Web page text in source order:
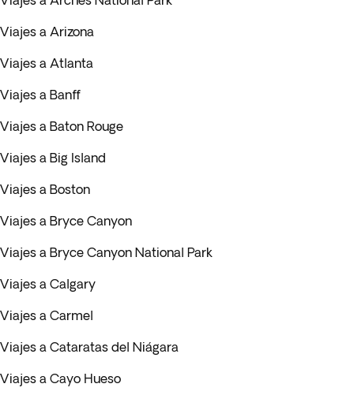
Viajes a Arizona
Viajes a Atlanta
Viajes a Banff
Viajes a Baton Rouge
Viajes a Big Island
Viajes a Boston
Viajes a Bryce Canyon
Viajes a Bryce Canyon National Park
Viajes a Calgary
Viajes a Carmel
Viajes a Cataratas del Niágara
Viajes a Cayo Hueso